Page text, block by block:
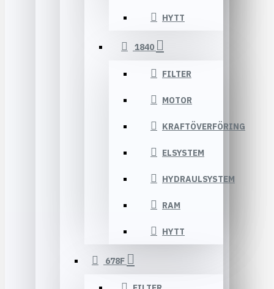
HYTT
1840
FILTER
MOTOR
KRAFTÖVERFÖRING
ELSYSTEM
HYDRAULSYSTEM
RAM
HYTT
678F